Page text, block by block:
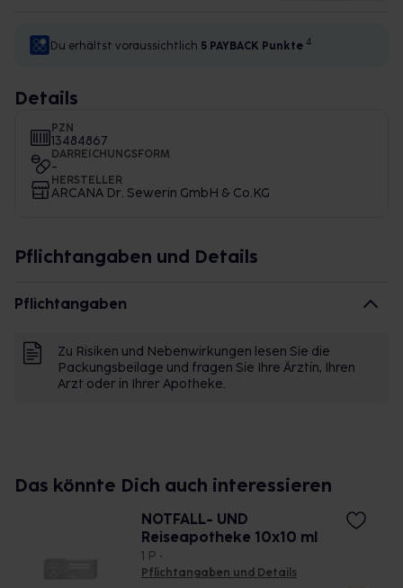
Du erhältst voraussichtlich 5 PAYBACK Punkte 4
Details
PZN
13484867
DARREICHUNGSFORM
-
HERSTELLER
ARCANA Dr. Sewerin GmbH & Co.KG
Pflichtangaben und Details
Pflichtangaben
Zu Risiken und Nebenwirkungen lesen Sie die
Packungsbeilage und fragen Sie Ihre Ärztin, Ihren
Arzt oder in Ihrer Apotheke.
Das könnte Dich auch interessieren
NOTFALL- UND
Reiseapotheke 10x10 ml
1 P •
Pflichtangaben und Details